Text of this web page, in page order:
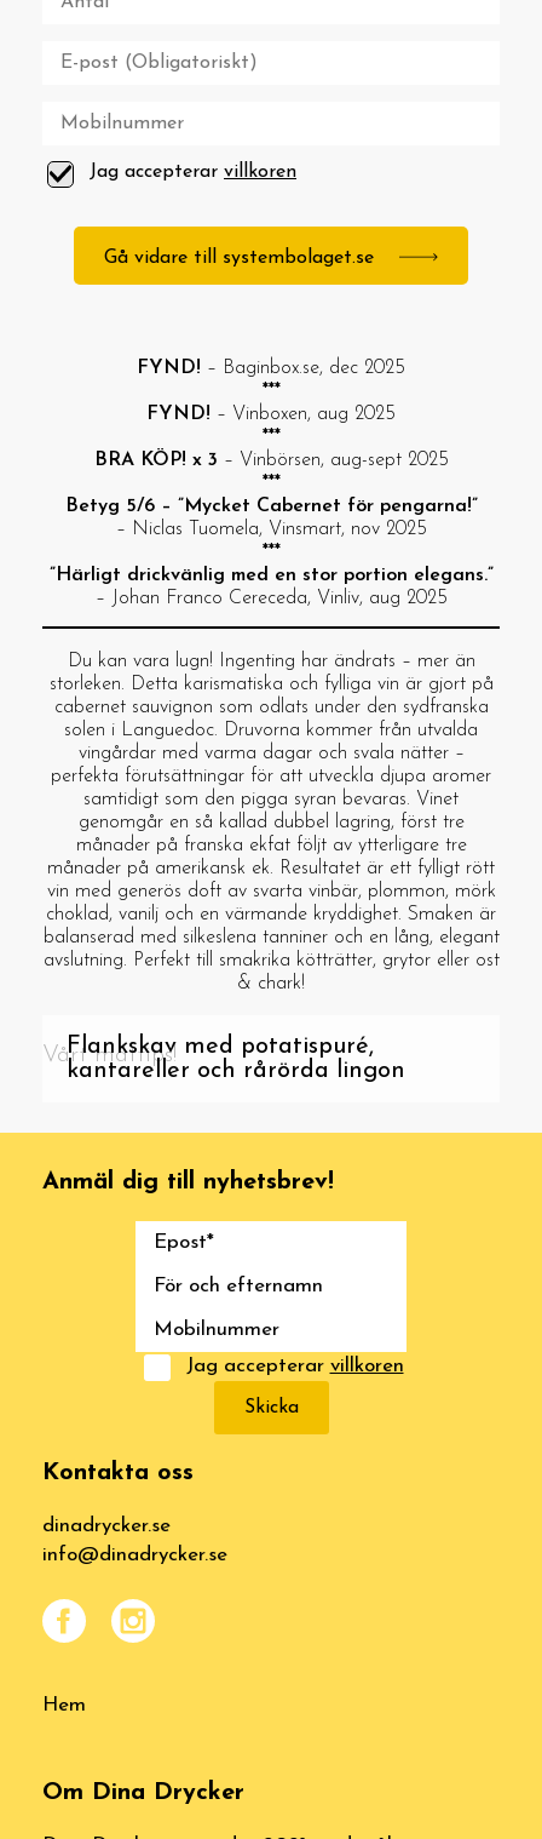
Jag accepterar villkoren
Gå vidare till systembolaget.se
Vårt mattips!
Flankskav med potatispuré,
kantareller och rårörda lingon
FYND! – Baginbox.se, dec 2025
***
FYND! – Vinboxen, aug 2025
***
BRA KÖP! x 3 – Vinbörsen, aug-sept 2025
***
Betyg 5/6 – ”Mycket Cabernet för pengarna!”
– Niclas Tuomela, Vinsmart, nov 2025
***
”Härligt drickvänlig med en stor portion elegans.”
– Johan Franco Cereceda, Vinliv, aug 2025
Du kan vara lugn! Ingenting har ändrats – mer än
storleken. Detta karismatiska och fylliga vin är gjort på
cabernet sauvignon som odlats under den sydfranska
solen i Languedoc. Druvorna kommer från utvalda
vingårdar med varma dagar och svala nätter –
perfekta förutsättningar för att utveckla djupa aromer
samtidigt som den pigga syran bevaras. Vinet
genomgår en så kallad dubbel lagring, först tre
månader på franska ekfat följt av ytterligare tre
månader på amerikansk ek. Resultatet är ett fylligt rött
vin med generös doft av svarta vinbär, plommon, mörk
choklad, vanilj och en värmande kryddighet. Smaken är
balanserad med silkeslena tanniner och en lång, elegant
avslutning. Perfekt till smakrika kötträtter, grytor eller ost
& chark!
Anmäl dig till nyhetsbrev!
Jag accepterar villkoren
Skicka
Kontakta oss
dinadrycker.se
info@dinadrycker.se
Hem
Om Dina Drycker